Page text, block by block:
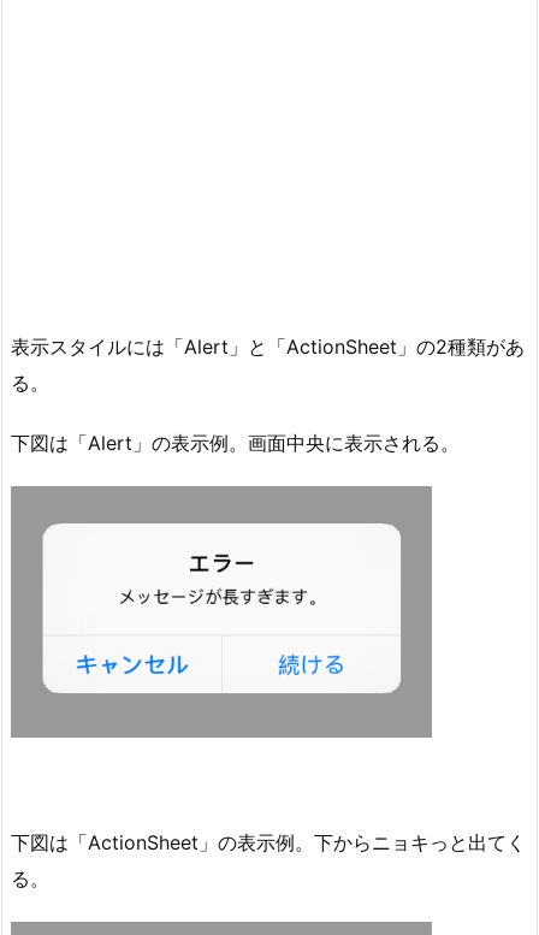
表示スタイルには「Alert」と「ActionSheet」の2種類があ
る。
下図は「Alert」の表示例。画面中央に表示される。
下図は「ActionSheet」の表示例。下からニョキっと出てく
る。